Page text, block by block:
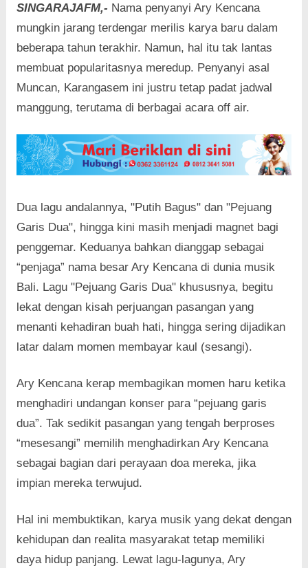
SINGARAJAFM,- Nama penyanyi Ary Kencana
mungkin jarang terdengar merilis karya baru dalam
beberapa tahun terakhir. Namun, hal itu tak lantas
membuat popularitasnya meredup. Penyanyi asal
Muncan, Karangasem ini justru tetap padat jadwal
manggung, terutama di berbagai acara off air.
Dua lagu andalannya, "Putih Bagus" dan "Pejuang
Garis Dua", hingga kini masih menjadi magnet bagi
penggemar. Keduanya bahkan dianggap sebagai
“penjaga” nama besar Ary Kencana di dunia musik
Bali. Lagu "Pejuang Garis Dua" khususnya, begitu
lekat dengan kisah perjuangan pasangan yang
menanti kehadiran buah hati, hingga sering dijadikan
latar dalam momen membayar kaul (sesangi).
Ary Kencana kerap membagikan momen haru ketika
menghadiri undangan konser para “pejuang garis
dua”. Tak sedikit pasangan yang tengah berproses
“mesesangi” memilih menghadirkan Ary Kencana
sebagai bagian dari perayaan doa mereka, jika
impian mereka terwujud.
Hal ini membuktikan, karya musik yang dekat dengan
kehidupan dan realita masyarakat tetap memiliki
daya hidup panjang. Lewat lagu-lagunya, Ary